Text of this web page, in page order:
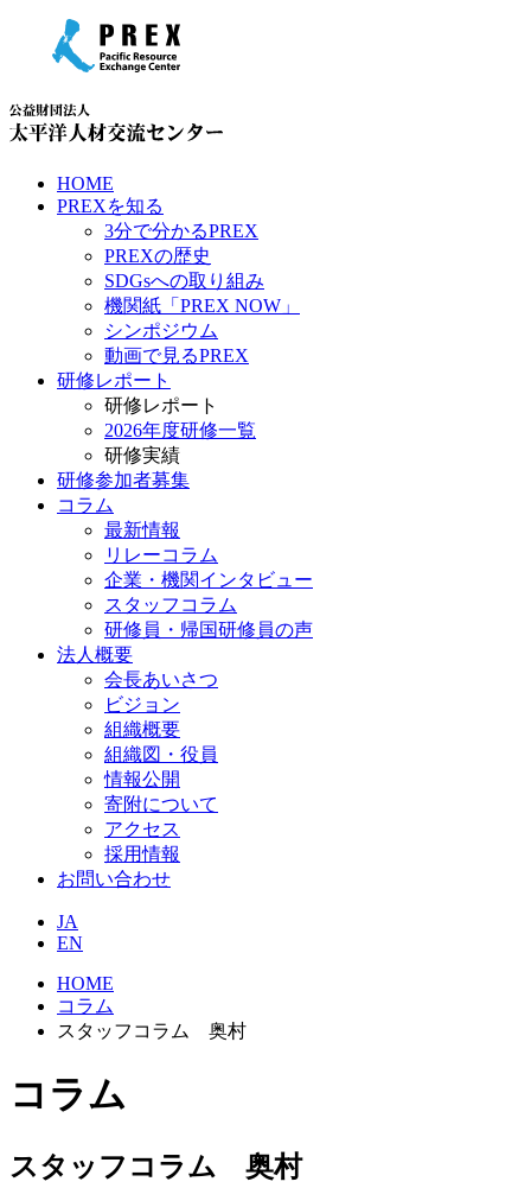
HOME
PREXを知る
3分で分かるPREX
PREXの歴史
SDGsへの取り組み
機関紙「PREX NOW」
シンポジウム
動画で見るPREX
研修レポート
研修レポート
2026年度研修一覧
研修実績
研修参加者募集
コラム
最新情報
リレーコラム
企業・機関インタビュー
スタッフコラム
研修員・帰国研修員の声
法人概要
会長あいさつ
ビジョン
組織概要
組織図・役員
情報公開
寄附について
アクセス
採用情報
お問い合わせ
JA
EN
HOME
コラム
スタッフコラム 奥村
コラム
スタッフコラム 奥村